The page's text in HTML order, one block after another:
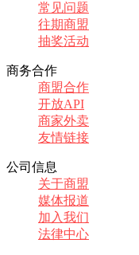
常见问题
往期商盟
抽奖活动
商务合作
商盟合作
开放API
商家外卖
友情链接
公司信息
关于商盟
媒体报道
加入我们
法律中心